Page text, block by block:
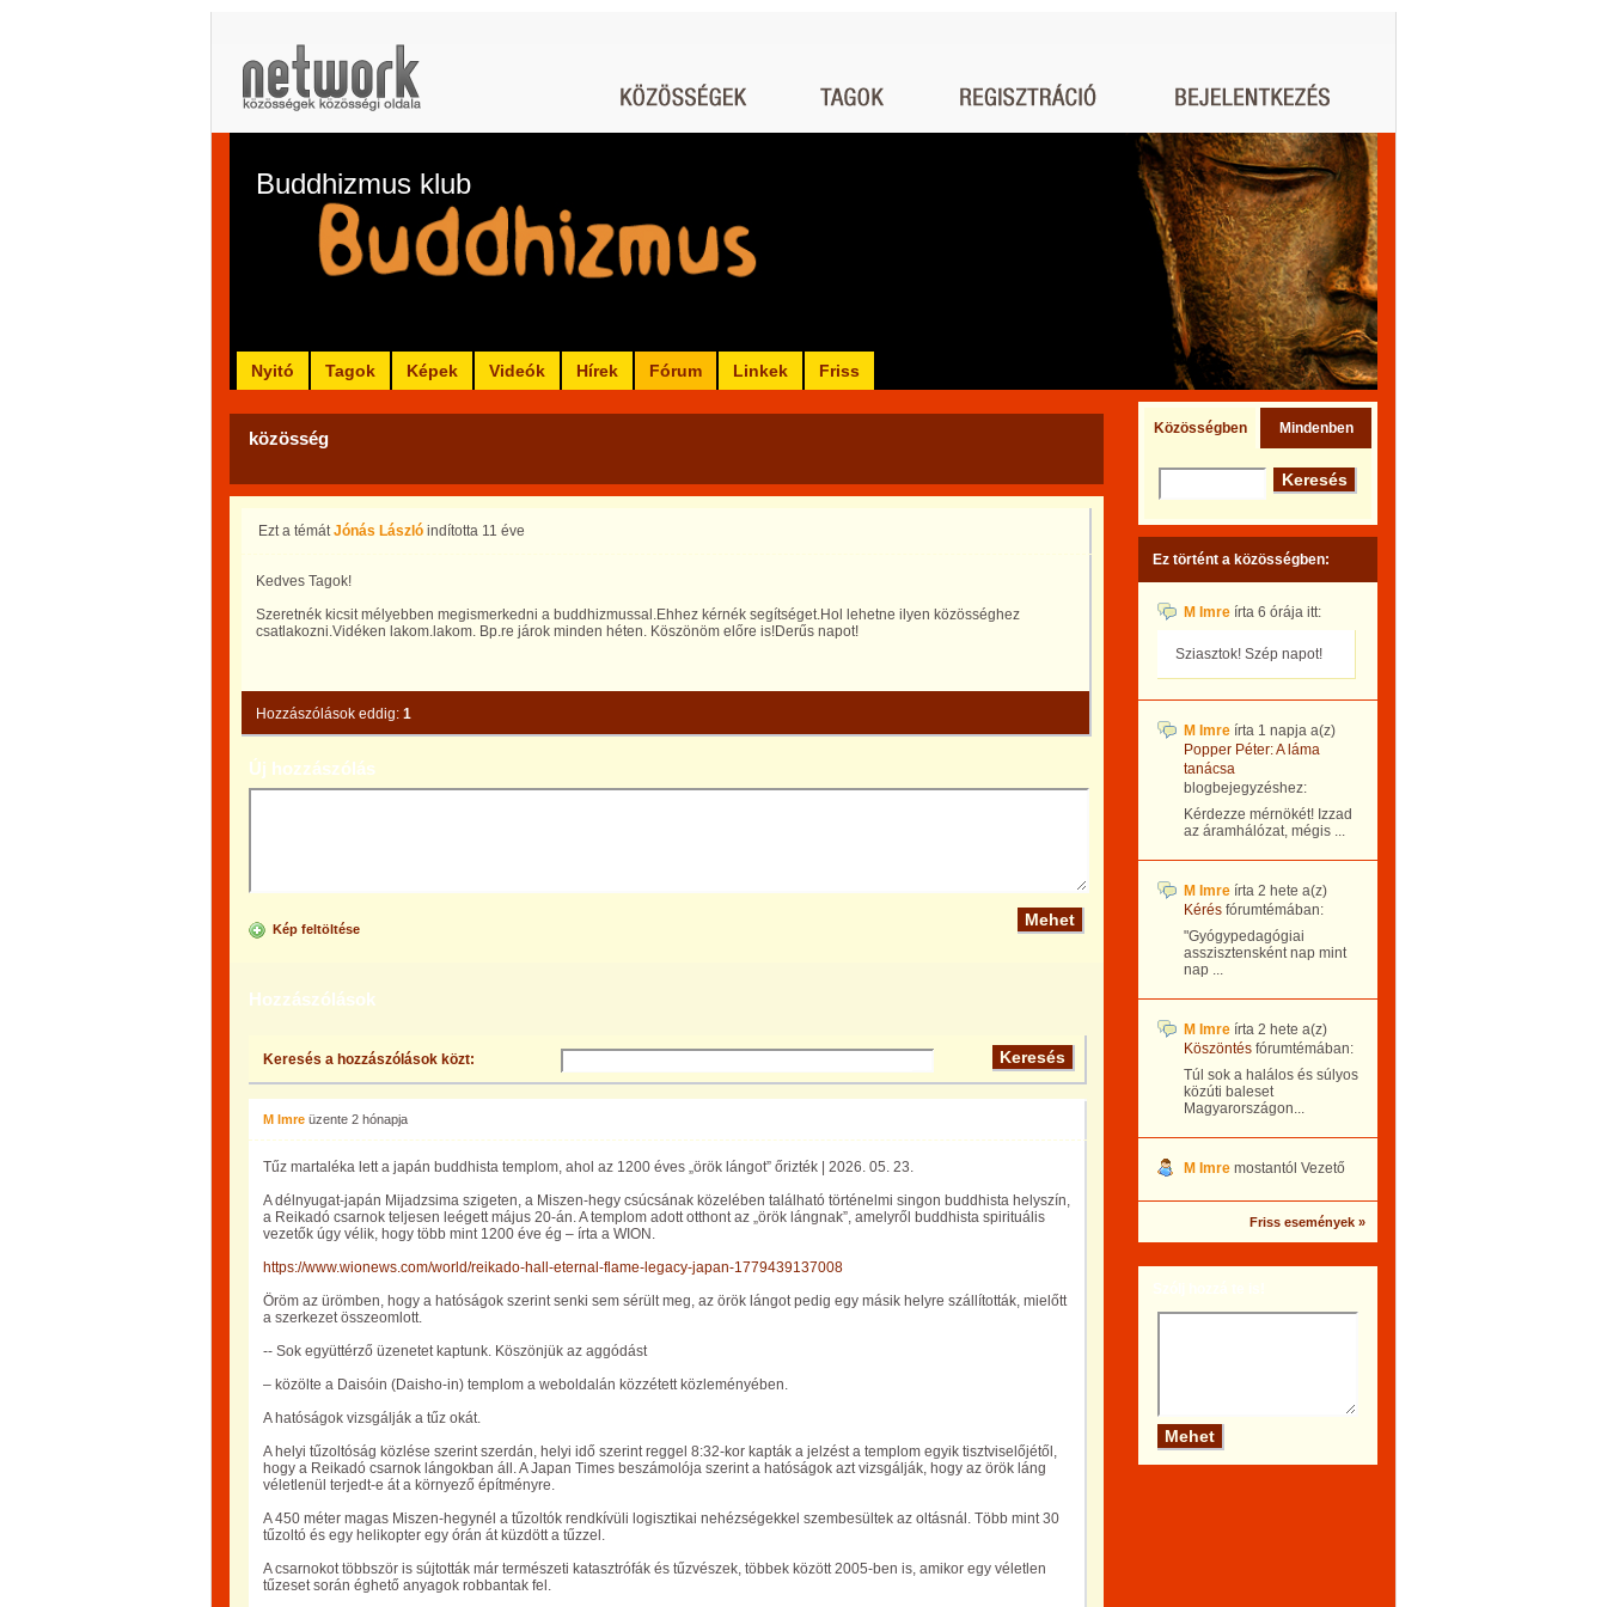
Buddhizmus klub
Nyitó Tagok Képek Videók Hírek Fórum Linkek Friss
közösség
Ezt a témátJónás László indította 11 éve
Kedves Tagok!
Szeretnék kicsit mélyebben megismerkedni a buddhizmussal.Ehhez kérnék segítséget.Hol lehetne ilyen közösséghez
csatlakozni.Vidéken lakom.lakom. Bp.re járok minden héten. Köszönöm előre is!Derűs napot!
Hozzászólások eddig: 1
Új hozzászólás
Kép feltöltése
Hozzászólások
Keresés a hozzászólások közt:
M Imre üzente 2 hónapja
Tűz martaléka lett a japán buddhista templom, ahol az 1200 éves „örök lángot” őrizték | 2026. 05. 23.
A délnyugat-japán Mijadzsima szigeten, a Miszen-hegy csúcsának közelében található történelmi singon buddhista helyszín,
a Reikadó csarnok teljesen leégett május 20-án. A templom adott otthont az „örök lángnak”, amelyről buddhista spirituális
vezetők úgy vélik, hogy több mint 1200 éve ég – írta a WION.
https://www.wionews.com/world/reikado-hall-eternal-flame-legacy-japan-1779439137008
Öröm az ürömben, hogy a hatóságok szerint senki sem sérült meg, az örök lángot pedig egy másik helyre szállították, mielőtt
a szerkezet összeomlott.
-- Sok együttérző üzenetet kaptunk. Köszönjük az aggódást
– közölte a Daisóin (Daisho-in) templom a weboldalán közzétett közleményében.
A hatóságok vizsgálják a tűz okát.
A helyi tűzoltóság közlése szerint szerdán, helyi idő szerint reggel 8:32-kor kapták a jelzést a templom egyik tisztviselőjétől,
hogy a Reikadó csarnok lángokban áll. A Japan Times beszámolója szerint a hatóságok azt vizsgálják, hogy az örök láng
véletlenül terjedt-e át a környező építményre.
A 450 méter magas Miszen-hegynél a tűzoltók rendkívüli logisztikai nehézségekkel szembesültek az oltásnál. Több mint 30
tűzoltó és egy helikopter egy órán át küzdött a tűzzel.
A csarnokot többször is sújtották már természeti katasztrófák és tűzvészek, többek között 2005-ben is, amikor egy véletlen
tűzeset során éghető anyagok robbantak fel.
Közösségben Mindenben
Ez történt a közösségben:
M Imre írta 6 órája itt:
Sziasztok! Szép napot!
M Imre írta 1 napja a(z)
Popper Péter: A láma
tanácsa
blogbejegyzéshez:
Kérdezze mérnökét! Izzad
az áramhálózat, mégis ...
M Imre írta 2 hete a(z)
Kérés fórumtémában:
"Gyógypedagógiai
asszisztensként nap mint
nap ...
M Imre írta 2 hete a(z)
Köszöntés fórumtémában:
Túl sok a halálos és súlyos
közúti baleset
Magyarországon...
M Imre mostantól Vezető
Friss események »